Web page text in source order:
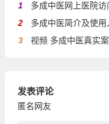
1
多成中医网上医院访
2
多成中医简介及使
3
视频 多成中医真实
发表评论
匿名网友